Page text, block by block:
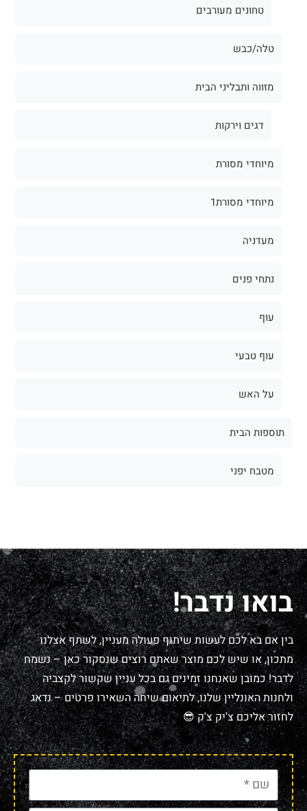
טחונים מעורבים
טלה/כבש
מזווה ותבליני הבית
דגים וירקות
מיוחדי מסורת
מיוחדי מסורת1
מעדניה
נתחי פנים
עוף
עוף טבעי
על האש
תוספות הבית
מטבח יפני
בואו נדבר!
בין אם בא לכם לעשות שיתוף פעולה מעניין, לשתף אצלנו
מתכון, או שיש לכם מוצר שאתם רוצים שנסקור כאן – נשמח
לדבר! כמובן שאנחנו זמינים גם בכל עניין שקשור לקצביה
ולחנות האונליין שלנו, לתיאום שיחה השאירו פרטים – נדאג
לחזור אליכם צ'יק צ'ק 😎